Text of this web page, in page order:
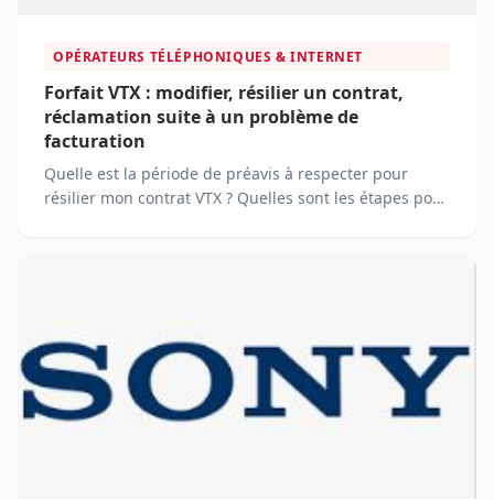
OPÉRATEURS TÉLÉPHONIQUES & INTERNET
Forfait VTX : modifier, résilier un contrat,
réclamation suite à un problème de
facturation
Quelle est la période de préavis à respecter pour
résilier mon contrat VTX ? Quelles sont les étapes pour